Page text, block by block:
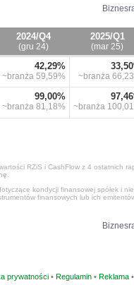
2024/Q4
(gru 24)
2025/Q1
(mar 25)
42,29%
~branża 59,59% ~branża
99,00%
~branża 81,18% ~branża
RZiS i CashFlow z 4 ostatnich
kondycji finansowej spółek i
finansowych lub ich
prywatności • Regulamin • Reklama •